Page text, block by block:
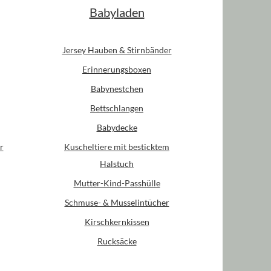
Babyladen
Jersey Hauben & Stirnbänder
Erinnerungsboxen
Babynestchen
Bettschlangen
Babydecke
Kuscheltiere mit besticktem
Halstuch
Mutter-Kind-Passhülle
Schmuse- & Musselintücher
Kirschkernkissen
Rucksäcke